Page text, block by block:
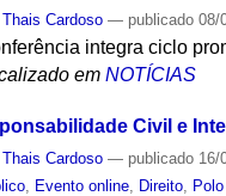
Thais Cardoso — publicado 08/
integra ciclo
em NOTÍCIAS
Civil e
Thais Cardoso — publicado 16/
Evento online Direito